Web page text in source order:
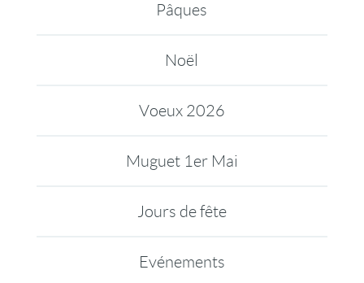
Pâques
Noël
Voeux 2026
Muguet 1er Mai
Jours de fête
Evénements